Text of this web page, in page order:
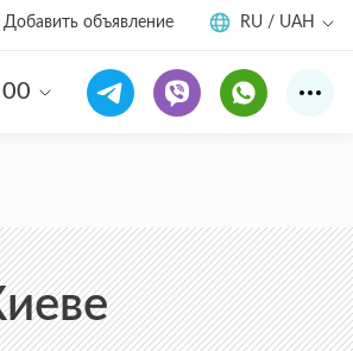
Добавить объявление RU / UAH